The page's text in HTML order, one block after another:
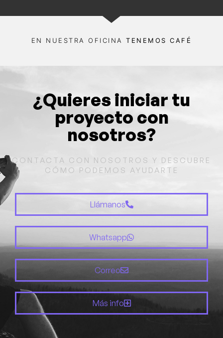
EN NUESTRA OFICINATENEMOS CAFÉ
¿Quieres iniciar tu
proyecto con
nosotros?
CONTACTA CON NOSOTROS Y DESCUBRE
CÓMO PODEMOS AYUDARTE
Llámanos
Whatsapp
Correo
Más info